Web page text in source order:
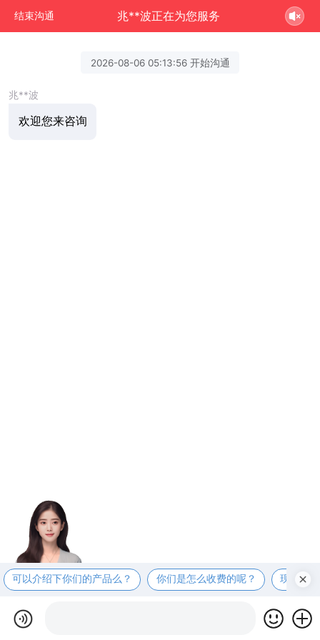
结束沟通 兆**波正在为您服务
2026-08-06 05:13:56 开始沟通
兆**波
欢迎您来咨询
可以介绍下你们的产品么？ 你们是怎么收费的呢？ 现在有